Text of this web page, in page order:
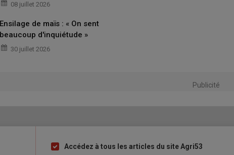
08 juillet 2026
Ensilage de maïs : « On sent
beaucoup d'inquiétude »
30 juillet 2026
Publicité
ListeAccédez à tous les articles du site Agri53